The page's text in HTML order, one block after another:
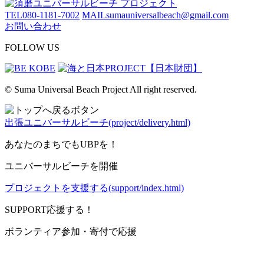
TEL080-1181-7002 MAILsumauniversalbeach@gmail.com
お問い合わせ
FOLLOW US
© Suma Universal Beach Project All right reserved.
出張ユニバーサルビーチ(project/delivery.html)
あなたのまちでもUBPを！
ユニバーサルビーチを開催
プロジェクトを支援する(support/index.html)
SUPPORT応援する！
ボランティア参加・寄付で応援